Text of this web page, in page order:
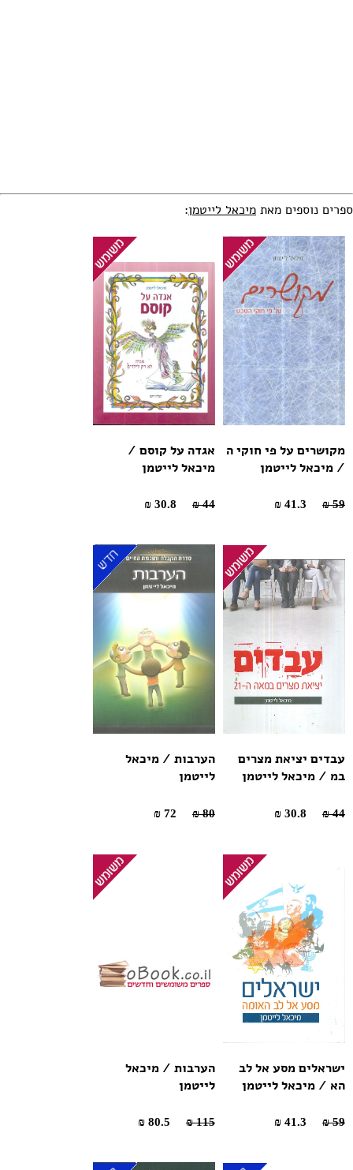
ספרים נוספים מאת מיכאל לייטמן:
מקושרים על פי חוקי ה
/ מיכאל לייטמן
59 ₪
אגדה על קוסם /
מיכאל לייטמן
44 ₪
עבדים יציאת מצרים
במ / מיכאל לייטמן
44 ₪
הערבות / מיכאל
לייטמן
80 ₪
ישראלים מסע אל לב
הא / מיכאל לייטמן
59 ₪
הערבות / מיכאל
לייטמן
115 ₪